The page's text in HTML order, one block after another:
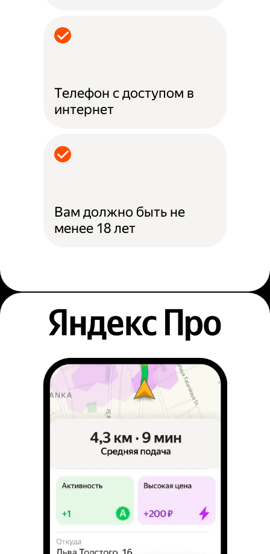
Телефон с доступом в
интернет
Вам должно быть не
менее 18 лет